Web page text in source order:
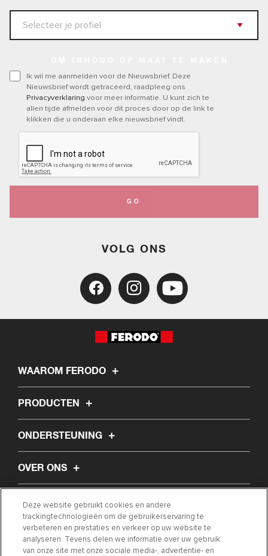
Ik wil me aanmelden voor de Nieuwsbrief. Deze
Nieuwsbrief wordt getraceerd, raadpleeg ons
Privacyverklaring voor meer informatie. U kunt zich te
allen tijde afmelden voor dit proces door op de link te
klikken die u onderaan elke nieuwsbrief vindt.
GO
VOLG ONS
WAAROM FERODO
PRODUCTEN
ONDERSTEUNING
OVER ONS
ARTIKEL
ZOEK MIJN ONDERDEEL
Deze website gebruikt cookies en andere
trackingtechnologieën om de gebruikerservaring te
verbeteren en prestaties en verkeer op uw website te
analyseren. Tevens delen we informatie over uw gebruik
van onze site met onze sociale media-, advertentie- en